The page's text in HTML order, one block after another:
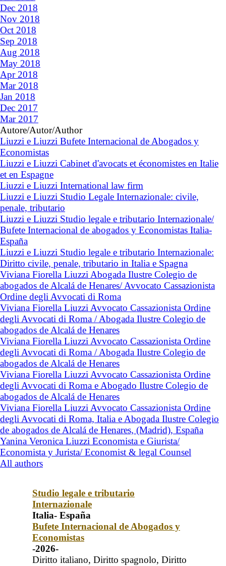
Dec 2018
Nov 2018
Oct 2018
Sep 2018
Aug 2018
May 2018
Apr 2018
Mar 2018
Jan 2018
Dec 2017
Mar 2017
Autore/Autor/Author
Liuzzi e Liuzzi Bufete Internacional de Abogados y
Economistas
Liuzzi e Liuzzi Cabinet d'avocats et économistes en Italie
et en Espagne
Liuzzi e Liuzzi International law firm
Liuzzi e Liuzzi Studio Legale Internazionale: civile,
penale, tributario
Liuzzi e Liuzzi Studio legale e tributario Internazionale/
Bufete Internacional de abogados y Economistas Italia-
España
Liuzzi e Liuzzi Studio legale e tributario Internazionale:
Diritto civile, penale, tributario in Italia e Spagna
Viviana Fiorella Liuzzi Abogada Ilustre Colegio de
abogados de Alcalá de Henares/ Avvocato Cassazionista
Ordine degli Avvocati di Roma
Viviana Fiorella Liuzzi Avvocato Cassazionista Ordine
degli Avvocati di Roma / Abogada Ilustre Colegio de
abogados de Alcalá de Henares
Viviana Fiorella Liuzzi Avvocato Cassazionista Ordine
degli Avvocati di Roma / Abogada Ilustre Colegio de
abogados de Alcalá de Henares
Viviana Fiorella Liuzzi Avvocato Cassazionista Ordine
degli Avvocati di Roma e Abogado Ilustre Colegio de
abogados de Alcalá de Henares
Viviana Fiorella Liuzzi Avvocato Cassazionista Ordine
degli Avvocati di Roma, Italia e Abogada Ilustre Colegio
de abogados de Alcalá de Henares, (Madrid), España
Yanina Veronica Liuzzi Economista e Giurista/
Economista y Jurista/ Economist & legal Counsel
All authors
Studio legale e tributario
Internazionale
Italia- España
Bufete Internacional de Abogados y
Economistas
-2026-
Diritto italiano, Diritto spagnolo, Diritto